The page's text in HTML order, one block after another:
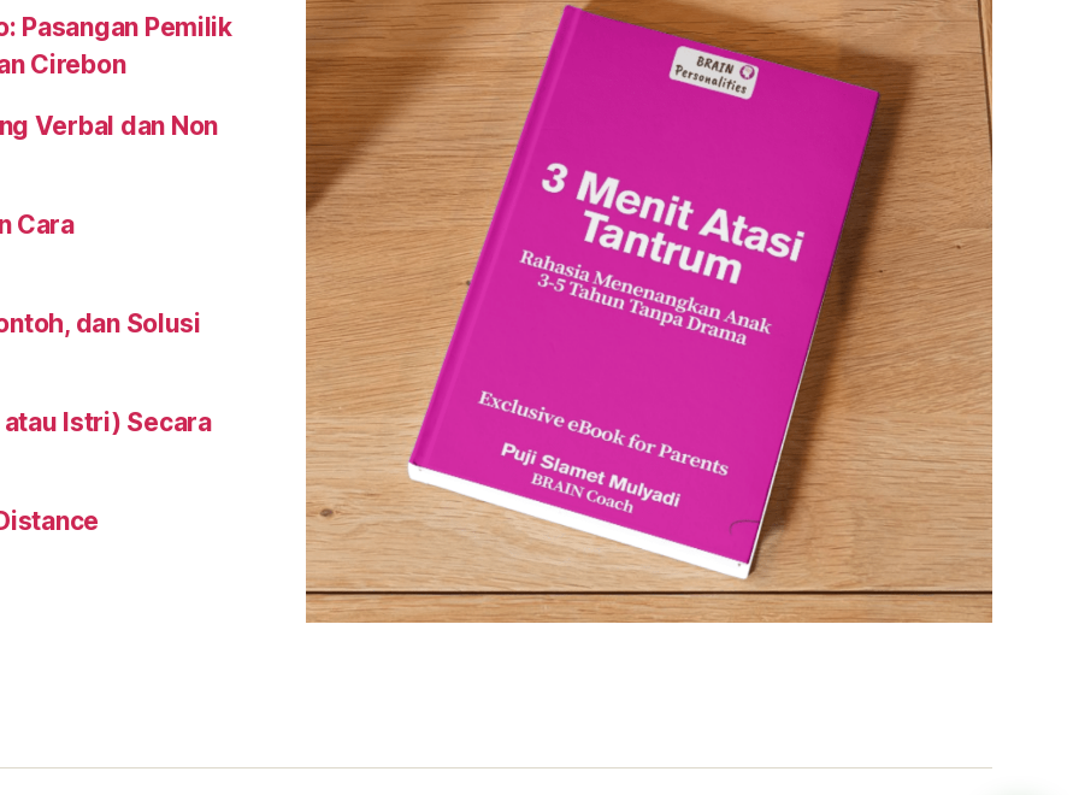
Pasangan Pemilik
Cirebon
Verbal dan Non
Cara
dan Solusi
Istri) Secara